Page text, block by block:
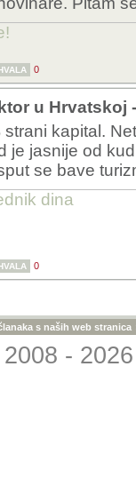
0
u Hrvatskoj
strani kapital.
je jasnije od
se bave
dina
0
s naših web stranica
-